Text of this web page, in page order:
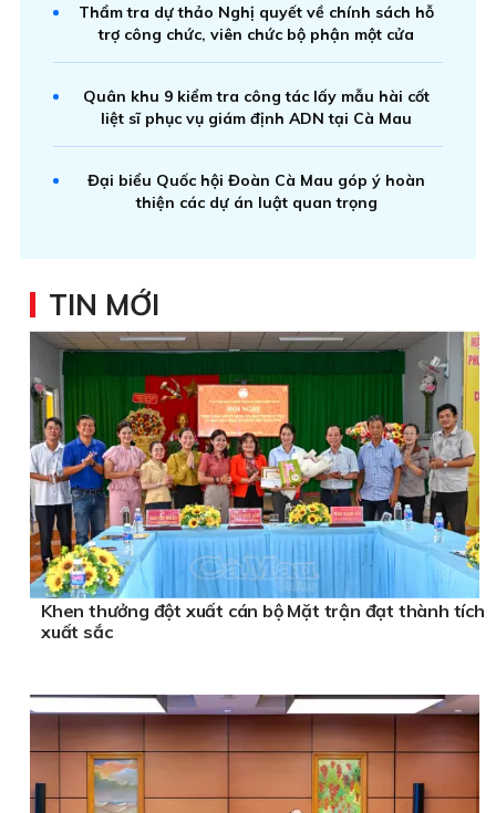
Thẩm tra dự thảo Nghị quyết về chính sách hỗ
trợ công chức, viên chức bộ phận một cửa
Quân khu 9 kiểm tra công tác lấy mẫu hài cốt
liệt sĩ phục vụ giám định ADN tại Cà Mau
Đại biểu Quốc hội Đoàn Cà Mau góp ý hoàn
thiện các dự án luật quan trọng
TIN MỚI
Khen thưởng đột xuất cán bộ Mặt trận đạt thành tích
xuất sắc